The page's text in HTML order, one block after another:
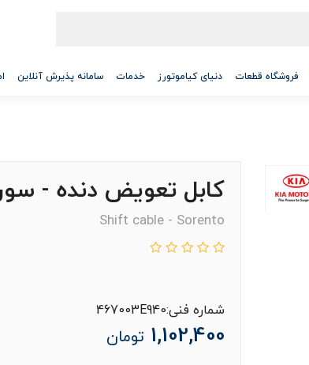
فروشگاه قطعات دنیای کیاموتورز خدمات سامانه پذیرش آنلاین
کابل تعویض دنده -
Shift cable - Sorento
شماره فنی:467003E940
1,102,400 تومان